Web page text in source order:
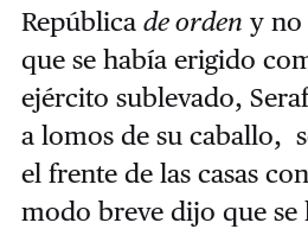
República de orden y
que se había erigido
ejército sublevado,
a lomos de su caballo,
el frente de las casas
modo breve dijo que se